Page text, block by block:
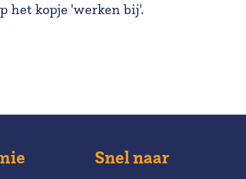
het kopje 'werken bij'.
Snel naar